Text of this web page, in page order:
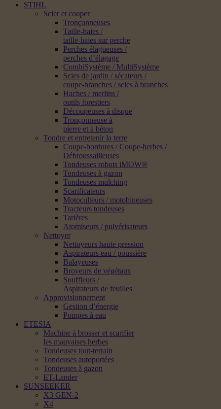
STIHL
Scier et couper
Tronçonneuses
Taille-haies /
taille-haies sur perche
Perches élagueuses /
perches d’élagage
CombiSystème / MultiSystème
Scies de jardin / sécateurs /
coupe-branches / scies à branches
Haches / merlins /
outils forestiers
Découpeuses à disque
Tronçonneuse à
pierre et à béton
Tondre et entretenir la terre
Coupe-bordures / Coupe-herbes /
Débroussailleuses
Tondeuses robots iMOW®
Tondeuses à gazon
Tondeuses mulching
Scarificateurs
Motoculteurs / motobineuses
Tracteurs tondeuses
Tarières
Atomiseurs / pulvérisateurs
Nettoyer
Nettoyeurs haute pression
Aspirateurs eau / poussière
Balayeuses
Broyeurs de végétaux
Souffleurs /
Aspirateurs de feuilles
Approvisionnement
Gestion d’énergie
Pompes à eau
ETESIA
Machine à brosser et scarifier
les mauvaises herbes
Tondeuses tout-terrain
Tondeuses autoportées
Tondeuses à gazon
ET-Lander
SUNSEEKER
X3 GEN-2
X4